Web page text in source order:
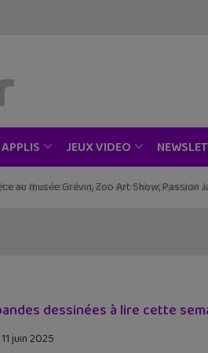
APPLIS JEUX VIDEO
au musée Grévin, Zoo Art Show, Passion
dessinées à lire cette
11 juin 2025